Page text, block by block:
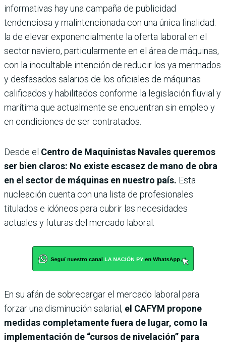
informativas hay una campaña de publicidad
tendenciosa y malintencionada con una única finalidad:
la de elevar exponencialmente la oferta laboral en el
sector naviero, particularmente en el área de máquinas,
con la inocultable intención de reducir los ya mermados
y desfasados salarios de los oficiales de máquinas
calificados y habilitados conforme la legislación fluvial y
marítima que actualmente se encuentran sin empleo y
en condiciones de ser contratados.
Desde el Centro de Maquinistas Navales queremos
ser bien claros: No existe escasez de mano de obra
en el sector de máquinas en nuestro país. Esta
nucleación cuenta con una lista de profesionales
titulados e idóneos para cubrir las necesidades
actuales y futuras del mercado laboral.
En su afán de sobrecargar el mercado laboral para
forzar una disminución salarial, el CAFYM propone
medidas completamente fuera de lugar, como la
implementación de “cursos de nivelación” para